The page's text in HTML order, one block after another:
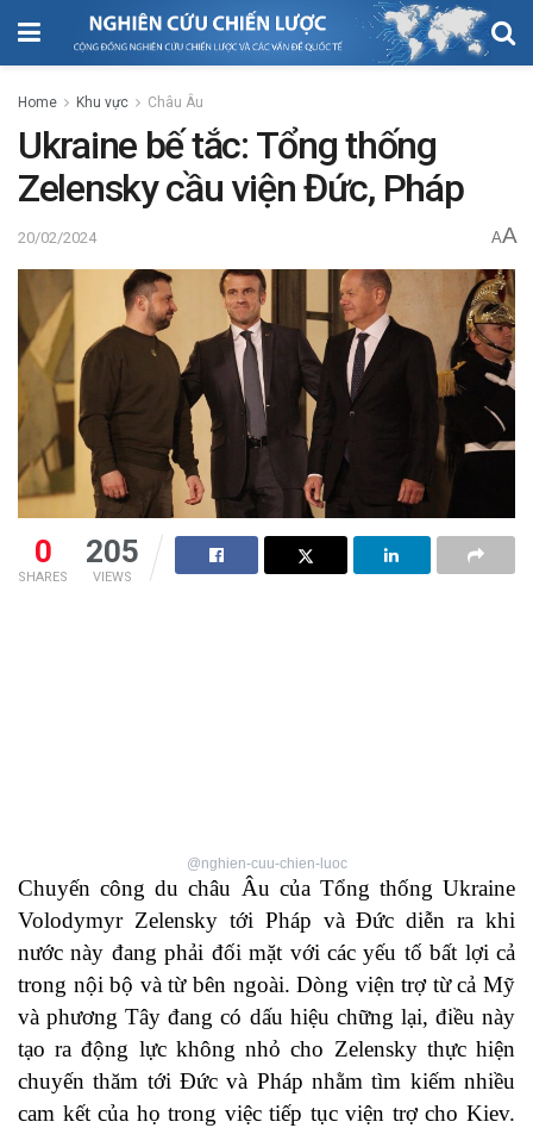
Home Khu vực Châu Âu
Ukraine bế tắc: Tổng thống
Zelensky cầu viện Đức, Pháp
20/02/2024 AA
0
SHARES
205
VIEWS
@nghien-cuu-chien-luoc
Chuyến công du châu Âu của Tổng thống Ukraine
Volodymyr Zelensky tới Pháp và Đức diễn ra khi
nước này đang phải đối mặt với các yếu tố bất lợi cả
trong nội bộ và từ bên ngoài. Dòng viện trợ từ cả Mỹ
và phương Tây đang có dấu hiệu chững lại, điều này
tạo ra động lực không nhỏ cho Zelensky thực hiện
chuyến thăm tới Đức và Pháp nhằm tìm kiếm nhiều
cam kết của họ trong việc tiếp tục viện trợ cho Kiev.